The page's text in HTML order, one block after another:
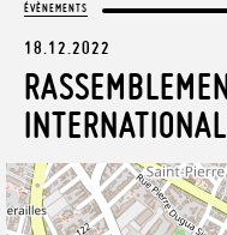
ÉVÈNEMENTS
18.12.2022